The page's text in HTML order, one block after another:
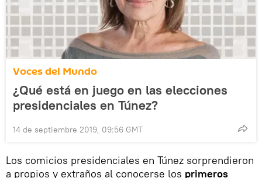
Voces del Mundo
¿Qué está en juego en las elecciones
presidenciales en Túnez?
14 de septiembre 2019, 09:56 GMT
Los comicios presidenciales en Túnez sorprendieron
a propios y extraños al conocerse los primeros